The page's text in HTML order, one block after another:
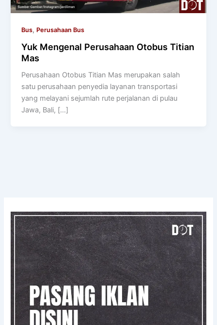
Bus, Perusahaan Bus
Yuk Mengenal Perusahaan Otobus Titian
Mas
Perusahaan Otobus Titian Mas merupakan salah
satu perusahaan penyedia layanan transportasi
yang melayani sejumlah rute perjalanan di pulau
Jawa, Bali, […]